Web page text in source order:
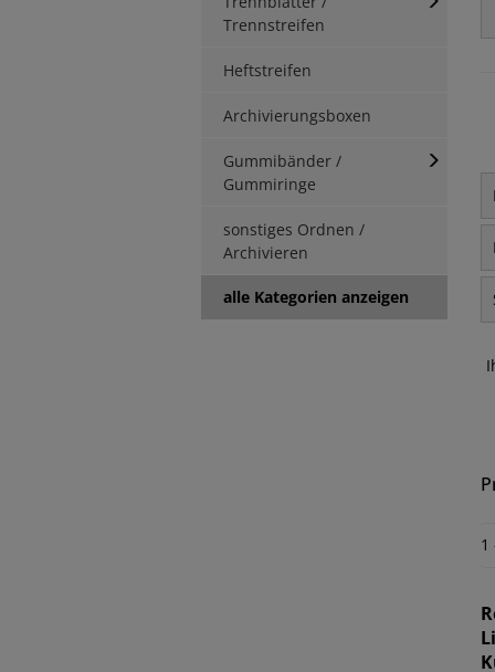
Trennstreifen
Heftstreifen
Archivierungsboxen
Gummibänder /
Gummiringe
sonstiges Ordnen /
Archivieren
alle Kategorien anzeigen
1